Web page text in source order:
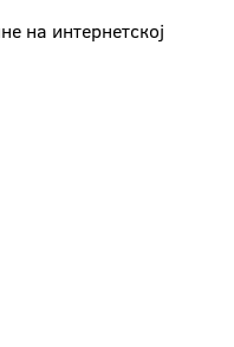
на интернетској